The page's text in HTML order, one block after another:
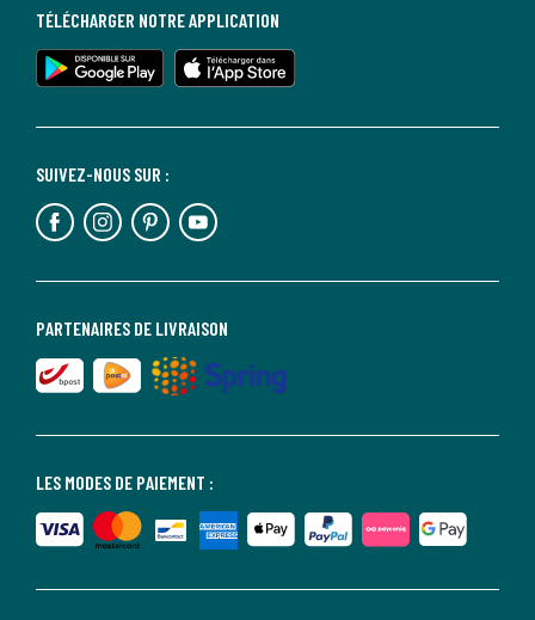
LES MODES DE PAIEMENT :
PARTENAIRES DE LIVRAISON
SUIVEZ-NOUS SUR :
TÉLÉCHARGER NOTRE APPLICATION